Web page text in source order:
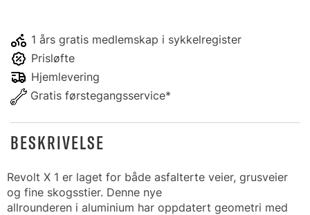
1 års gratis medlemskap i sykkelregister
Prisløfte
Hjemlevering
Gratis førstegangsservice*
BESKRIVELSE
Revolt X 1 er laget for både asfalterte veier, grusveier
og fine skogsstier. Denne nye
allrounderen i aluminium har oppdatert geometri med